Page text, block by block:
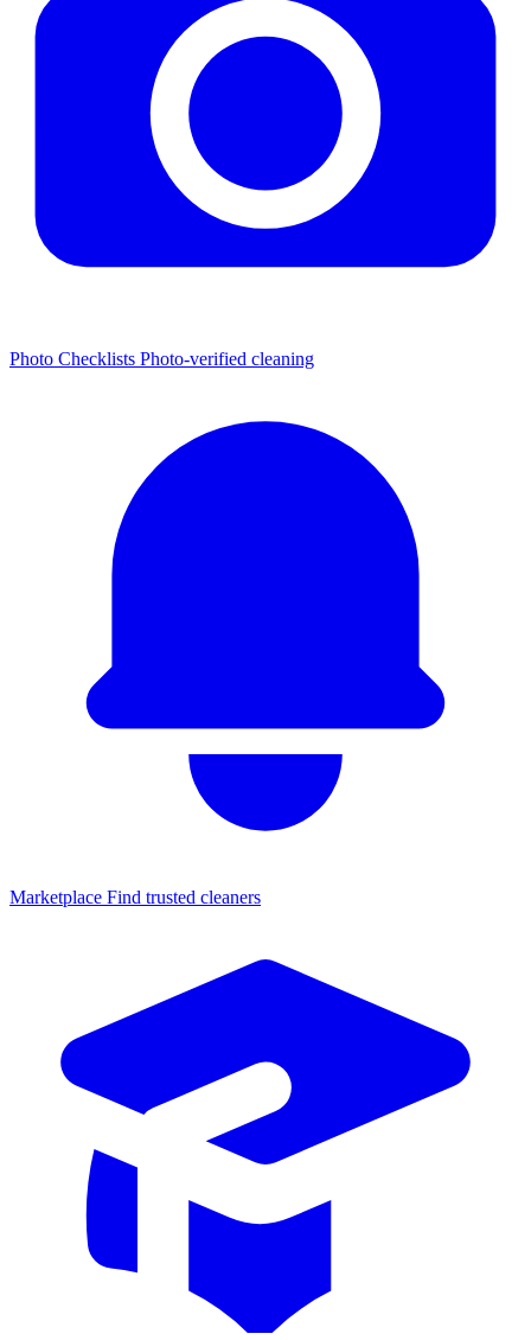
Photo Checklists Photo-verified cleaning
Marketplace Find trusted cleaners